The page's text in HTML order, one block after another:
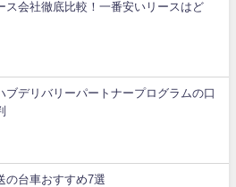
ス会社徹底比較！一番安いリースはど
ブデリバリーパートナープログラムの口
の台車おすすめ7選